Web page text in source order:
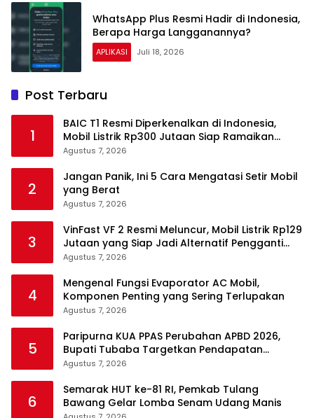
WhatsApp Plus Resmi Hadir di Indonesia,
Berapa Harga Langganannya?
APLIKASI Juli 18, 2026
Post Terbaru
1
BAIC T1 Resmi Diperkenalkan di Indonesia,
Mobil Listrik Rp300 Jutaan Siap Ramaikan
Pasar EV
Agustus 7, 2026
2
Jangan Panik, Ini 5 Cara Mengatasi Setir Mobil
yang Berat
Agustus 7, 2026
3
VinFast VF 2 Resmi Meluncur, Mobil Listrik Rp129
Jutaan yang Siap Jadi Alternatif Pengganti
Motor
Agustus 7, 2026
4
Mengenal Fungsi Evaporator AC Mobil,
Komponen Penting yang Sering Terlupakan
Agustus 7, 2026
5
Paripurna KUA PPAS Perubahan APBD 2026,
Bupati Tubaba Targetkan Pendapatan
Daerah Rp820,3 Miliar
Agustus 7, 2026
6
Semarak HUT ke-81 RI, Pemkab Tulang
Bawang Gelar Lomba Senam Udang Manis